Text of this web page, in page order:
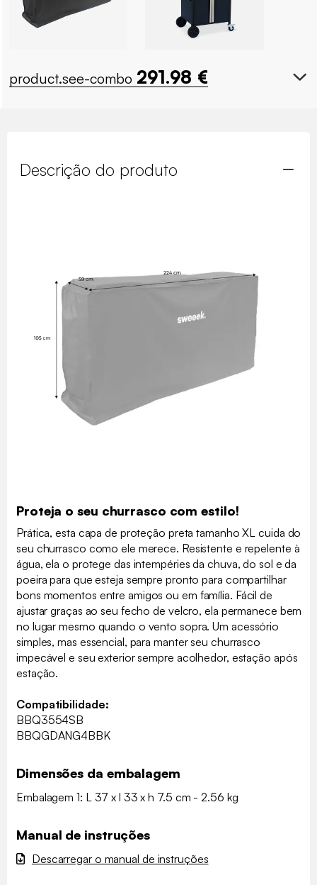
product.see-combo 291.98 €
Descrição do produto
Proteja o seu churrasco com estilo!
Prática, esta capa de proteção preta tamanho XL cuida do
seu churrasco como ele merece. Resistente e repelente à
água, ela o protege das intempéries da chuva, do sol e da
poeira para que esteja sempre pronto para compartilhar
bons momentos entre amigos ou em família. Fácil de
ajustar graças ao seu fecho de velcro, ela permanece bem
no lugar mesmo quando o vento sopra. Um acessório
simples, mas essencial, para manter seu churrasco
impecável e seu exterior sempre acolhedor, estação após
estação.
Compatibilidade:
BBQ3554SB
BBQGDANG4BBK
Dimensões da embalagem
Embalagem 1: L 37 x l 33 x h 7.5 cm - 2.56 kg
Manual de instruções
Descarregar o manual de instruções